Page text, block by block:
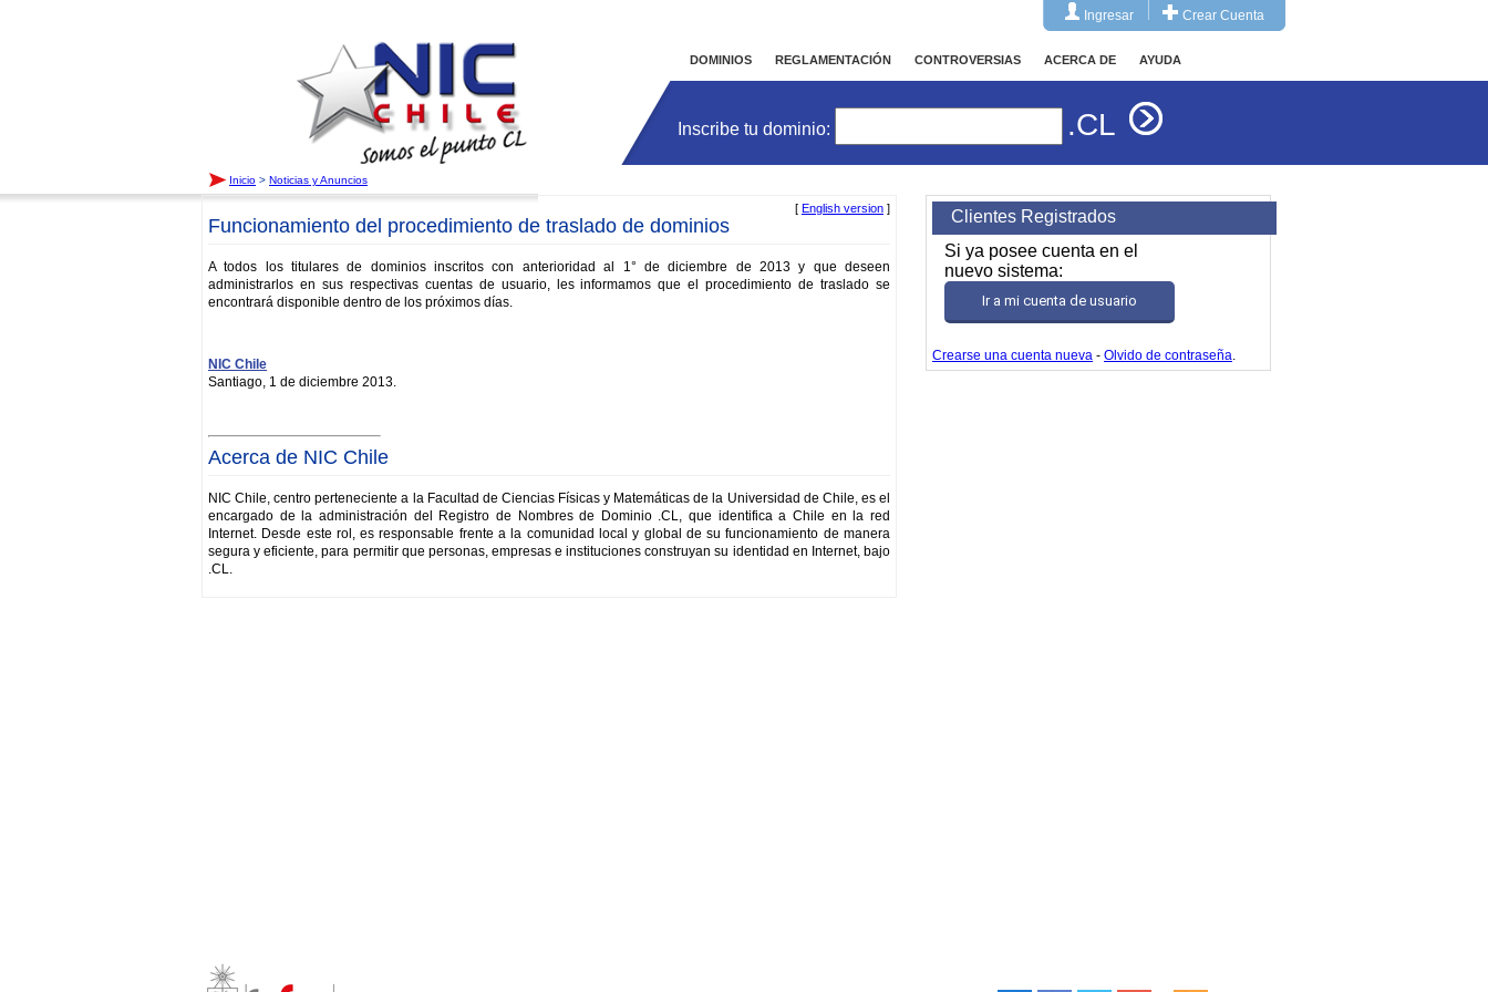
Ingresar Crear Cuenta
DOMINIOS REGLAMENTACIÓN CONTROVERSIAS ACERCA DE AYUDA
Inscribe tu dominio: .CL
Inicio > Noticias y Anuncios
[ English version ]
Funcionamiento del procedimiento de traslado de dominios
A todos los titulares de dominios inscritos con anterioridad al 1° de diciembre de 2013 y que deseen
administrarlos en sus respectivas cuentas de usuario, les informamos que el procedimiento de traslado se
encontrará disponible dentro de los próximos días.
NIC Chile
Santiago, 1 de diciembre 2013.
Acerca de NIC Chile
NIC Chile, centro perteneciente a la Facultad de Ciencias Físicas y Matemáticas de la Universidad de Chile, es el
encargado de la administración del Registro de Nombres de Dominio .CL, que identifica a Chile en la red
Internet. Desde este rol, es responsable frente a la comunidad local y global de su funcionamiento de manera
segura y eficiente, para permitir que personas, empresas e instituciones construyan su identidad en Internet, bajo
.CL.
Clientes Registrados
Si ya posee cuenta en el
nuevo sistema:
Ir a mi cuenta de usuario
Crearse una cuenta nueva - Olvido de contraseña.